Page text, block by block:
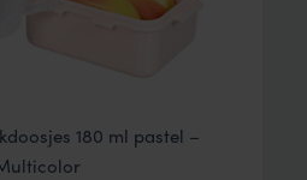
180 ml pastel –